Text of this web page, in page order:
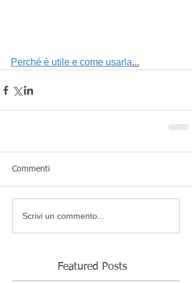
Perché è utile e come usarla...
Commenti
Scrivi un commento...
Featured Posts